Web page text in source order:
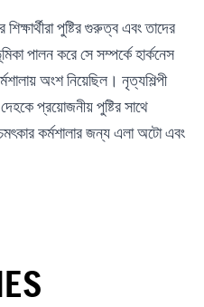
পুষ্টির গুরুত্ব এবং তাদের
পালন করে সে সম্পর্কে হার্কনেস
অংশ নিয়েছিল। নৃত্যশিল্পী
প্রয়োজনীয় পুষ্টির সাথে
কর্মশালার জন্য এলা অটো এবং